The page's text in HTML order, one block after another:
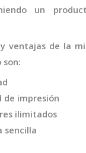
un
ventajas de la
son:
de impresión
ilimitados
sencilla